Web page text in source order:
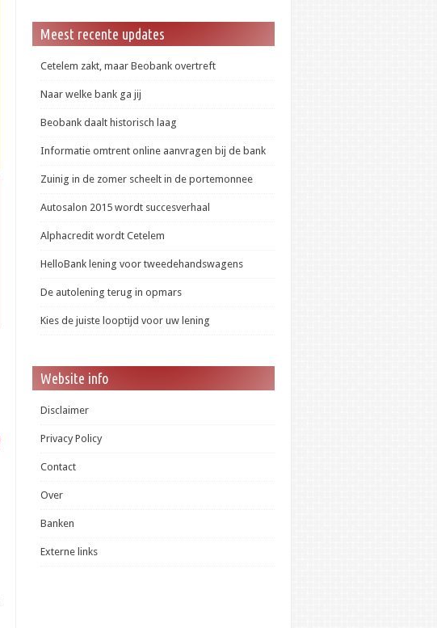
Meest recente updates
Cetelem zakt, maar Beobank overtreft
Naar welke bank ga jij
Beobank daalt historisch laag
Informatie omtrent online aanvragen bij de bank
Zuinig in de zomer scheelt in de portemonnee
Autosalon 2015 wordt succesverhaal
Alphacredit wordt Cetelem
HelloBank lening voor tweedehandswagens
De autolening terug in opmars
Kies de juiste looptijd voor uw lening
Website info
Disclaimer
Privacy Policy
Contact
Over
Banken
Externe links